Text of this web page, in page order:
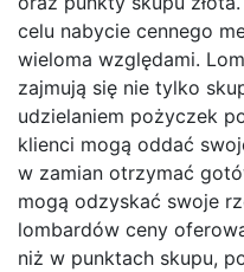
celu nabycie cennego
wieloma względami.
zajmują się nie tylko
udzielaniem pożyczek
klienci mogą oddać
w zamian otrzymać
mogą odzyskać swoje
lombardów ceny
niż w punktach skupu,